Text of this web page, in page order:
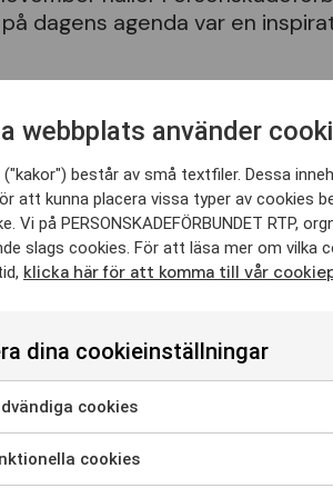
dagens agenda var en
2021
öppnades kongressen
som inledde med en spännande
och arbete samt den lokala
lyfte det unika i vår
en bättre framtid. Allt det
alla.”
efter det vidare till Marina
RTP, som officiellt öppnade
webbplats använder
består av små textfiler. Dessa
att kunna placera vissa typer av cookies
Vi på PERSONSKADEFÖRBUNDET RTP,
slags cookies. För att läsa mer om vilka
klicka här för att komma till vår
dina cookieinställningar
cookies
cookies